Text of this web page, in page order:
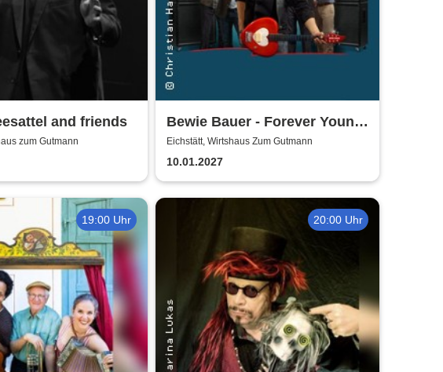
and friends
zum Gutmann
Bewie Bauer - Forever Young
- mit 50 in der 30er-Zone!
Eichstätt, Wirtshaus Zum Gutmann
10.01.2027
19:00 Uhr 20:00 Uhr